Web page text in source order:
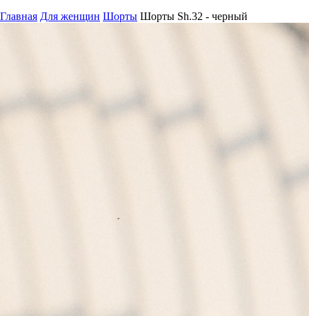
Главная Для женщин Шорты Шорты Sh.32 - черный